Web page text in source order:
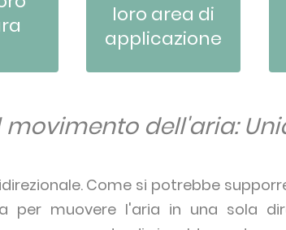
loro area di
applicazione
dell'aria:
Come si potrebbe
per muovere l'aria in una sola